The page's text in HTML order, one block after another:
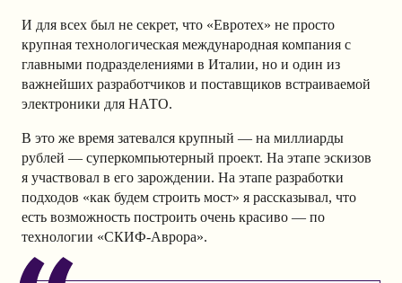
И для всех был не секрет, что «Евротех» не просто
крупная технологическая международная компания с
главными подразделениями в Италии, но и один из
важнейших разработчиков и поставщиков встраиваемой
электроники для НАТО.
В это же время затевался крупный — на миллиарды
рублей — суперкомпьютерный проект. На этапе эскизов
я участвовал в его зарождении. На этапе разработки
подходов «как будем строить мост» я рассказывал, что
есть возможность построить очень красиво — по
технологии «СКИФ-Аврора».